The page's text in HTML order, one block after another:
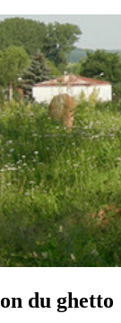
du ghetto